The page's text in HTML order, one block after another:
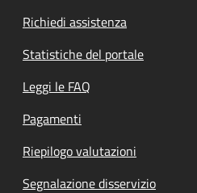
Richiedi assistenza
Statistiche del portale
Leggi le FAQ
Pagamenti
Riepilogo valutazioni
Segnalazione disservizio